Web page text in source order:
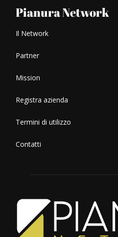
Pianura Network
Il Network
Partner
Mission
Registra azienda
Termini di utilizzo
Contatti